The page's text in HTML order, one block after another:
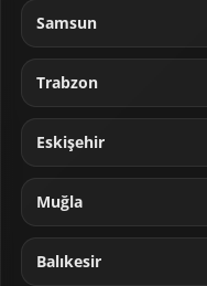
Samsun
Trabzon
Eskişehir
Muğla
Balıkesir